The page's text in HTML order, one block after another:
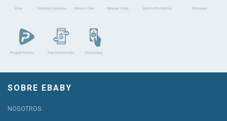
SOBRE EBABY
NOSOTROS